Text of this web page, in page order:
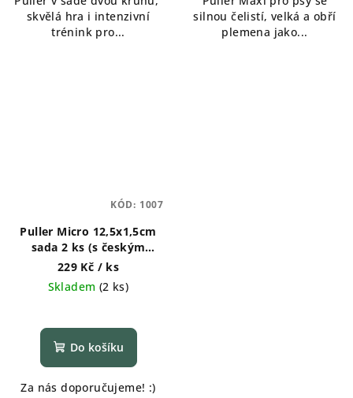
z
5
hvězdiček.
skvělá hra i intenzivní
trénink pro...
silnou čelistí, velká a obří
plemena jako...
Puller Micro 12,5x1,5cm
sada 2 ks (s českým
komiksem)
229 Kč / ks
Skladem (2 ks)
Do košíku
Za nás doporučujeme! :)
KÓD: 1007